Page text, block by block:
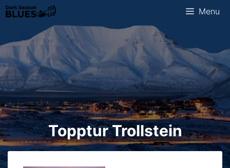
Skip
to
content
Menu
Topptur Trollstein